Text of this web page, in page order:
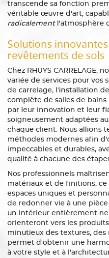
transcende sa fonction
véritable œuvre d'art,
radicalementl'atmosphère
Solutions
revêtements de sols
Chez RHUYS CARRELAGE,
variée de services pour vos
de carrelage, l'installation de
complète de salles de
par leur innovation et leur
soigneusement adaptées
chaque client. Nous allions
méthodes modernes afin
impeccables et durables,
qualité à chacune des
Nos professionnels
matériaux et de finitions,
espaces uniques et
de redonner vie à une
un intérieur entièrement
orienteront vers les
minutieux des textures, des
permet d'obtenir une
à votre style et à